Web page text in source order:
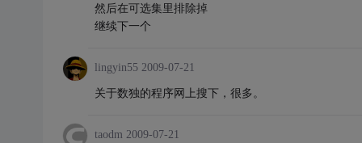
然后在可选集里排除掉
继续下一个
lingyin55 2009-07-21
关于数独的程序网上搜下，很多。
taodm 2009-07-21